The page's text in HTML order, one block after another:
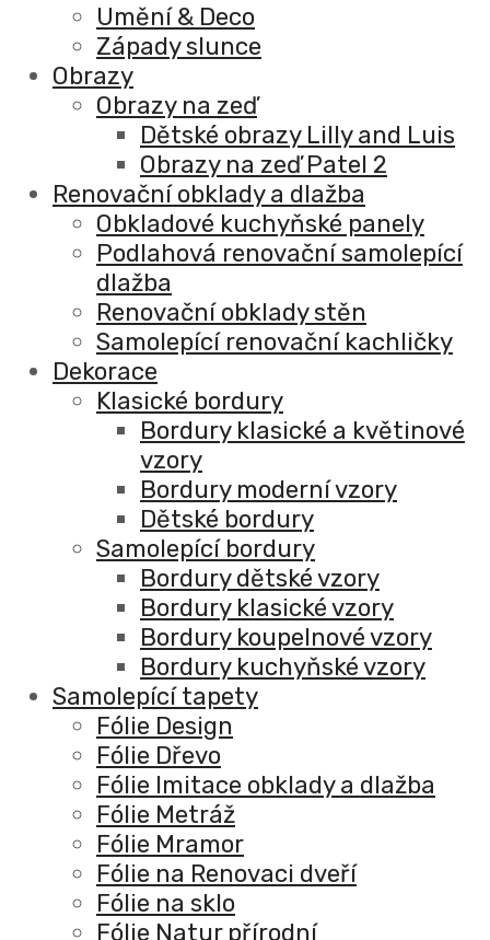
Umění & Deco
Západy slunce
Obrazy
Obrazy na zeď
Dětské obrazy Lilly and Luis
Obrazy na zeď Patel 2
Renovační obklady a dlažba
Obkladové kuchyňské panely
Podlahová renovační samolepící
dlažba
Renovační obklady stěn
Samolepící renovační kachličky
Dekorace
Klasické bordury
Bordury klasické a květinové
vzory
Bordury moderní vzory
Dětské bordury
Samolepící bordury
Bordury dětské vzory
Bordury klasické vzory
Bordury koupelnové vzory
Bordury kuchyňské vzory
Samolepící tapety
Fólie Design
Fólie Dřevo
Fólie Imitace obklady a dlažba
Fólie Metráž
Fólie Mramor
Fólie na Renovaci dveří
Fólie na sklo
Fólie Natur přírodní